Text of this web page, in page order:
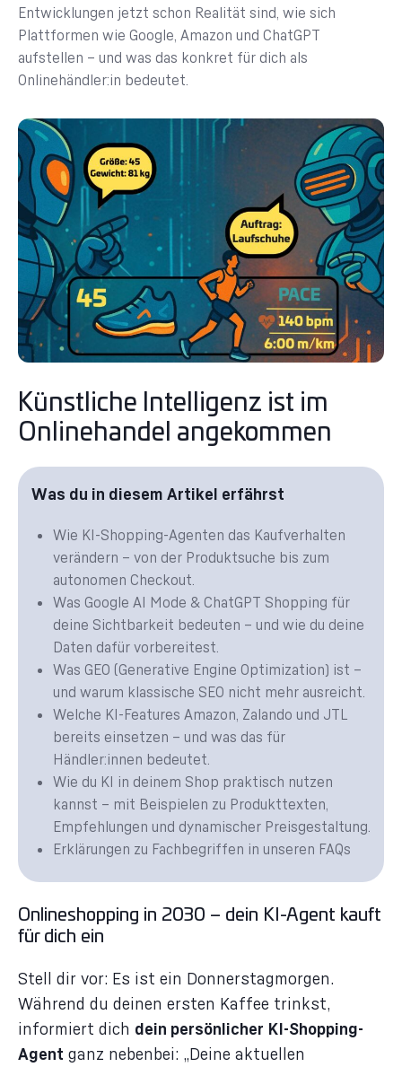
Entwicklungen jetzt schon Realität sind, wie sich
Plattformen wie Google, Amazon und ChatGPT
aufstellen – und was das konkret für dich als
Onlinehändler:in bedeutet.
Künstliche Intelligenz ist im
Onlinehandel angekommen
Was du in diesem Artikel erfährst
Wie KI-Shopping-Agenten das Kaufverhalten
verändern – von der Produktsuche bis zum
autonomen Checkout.
Was Google AI Mode & ChatGPT Shopping für
deine Sichtbarkeit bedeuten – und wie du deine
Daten dafür vorbereitest.
Was GEO (Generative Engine Optimization) ist –
und warum klassische SEO nicht mehr ausreicht.
Welche KI-Features Amazon, Zalando und JTL
bereits einsetzen – und was das für
Händler:innen bedeutet.
Wie du KI in deinem Shop praktisch nutzen
kannst – mit Beispielen zu Produkttexten,
Empfehlungen und dynamischer Preisgestaltung.
Erklärungen zu Fachbegriffen in unseren FAQs
Onlineshopping in 2030 – dein KI-Agent kauft
für dich ein
Stell dir vor: Es ist ein Donnerstagmorgen.
Während du deinen ersten Kaffee trinkst,
informiert dich dein persönlicher KI-Shopping-
Agent ganz nebenbei: „Deine aktuellen